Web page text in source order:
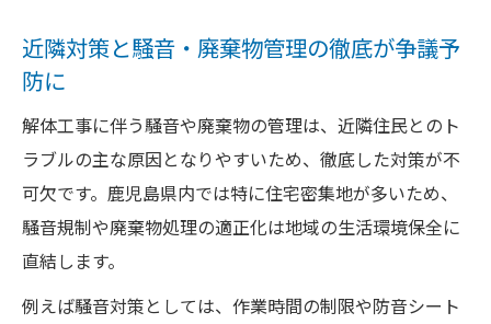
近隣対策と騒音・廃棄物管理の徹底が争議予
防に
解体工事に伴う騒音や廃棄物の管理は、近隣住民とのト
ラブルの主な原因となりやすいため、徹底した対策が不
可欠です。鹿児島県内では特に住宅密集地が多いため、
騒音規制や廃棄物処理の適正化は地域の生活環境保全に
直結します。
例えば騒音対策としては、作業時間の制限や防音シート